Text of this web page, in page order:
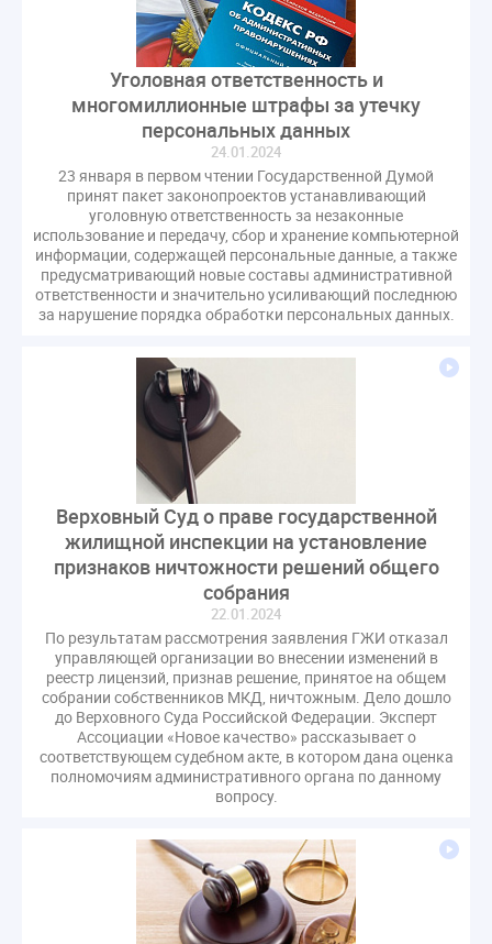
газовое оборудование
государственная дума
обращение
общее имущество
провайдеры
проверки ЖКХ
саморегулирование
управляющие организации
Альберт Короленко
ЖК РФ КоАП РФ
Почта России
Стандарты и качество
встреча
мероприятия
налоговая реформа
общее собрание собственников
ответственность
пени по жку
перерасчет платы
тарифы
теплоснабжение
штраф
ВОК
Всероссийское совещание
ГД
Госсовет
Жилищная инспекция
Закон Хинштейна
Зарубежный опыт
Исследования
Минфин НДС
Рабочая группа
Регулирование Персональные данные ЕГРН
СРО регулирование ГЖИ лицензирование надзор
Совет Федерации
Сотрудничество
вебинар
водоснабжение
выставка ЖКХ
законопроект
запрос
инициатива
информационная система ЖКХ
контроль
круглый стол
мораторий
обсуждение
оплата услуг
отчетность УК
персональные данные
реформирование ЖКХ
1 сентября
2035 ВЦИОМ
Владимир Путин
ГИС ЖКС
ГПК РФ ГУО
Геллер
Законопроект Минстрой
Законопроект Пахомов Кошелев
Законопроект теплоснабжение ответственность
Законотворчество
Заседание
ИПУ
Уголовная ответственность и
многомиллионные штрафы за утечку
персональных данных
24.01.2024
23 января в первом чтении Государственной Думой
принят пакет законопроектов устанавливающий
уголовную ответственность за незаконные
использование и передачу, сбор и хранение компьютерной
информации, содержащей персональные данные, а также
предусматривающий новые составы административной
ответственности и значительно усиливающий последнюю
за нарушение порядка обработки персональных данных.
Верховный Суд о праве государственной
жилищной инспекции на установление
признаков ничтожности решений общего
собрания
22.01.2024
По результатам рассмотрения заявления ГЖИ отказал
управляющей организации во внесении изменений в
реестр лицензий, признав решение, принятое на общем
собрании собственников МКД, ничтожным. Дело дошло
до Верховного Суда Российской Федерации. Эксперт
Ассоциации «Новое качество» рассказывает о
соответствующем судебном акте, в котором дана оценка
полномочиям административного органа по данному
вопросу.